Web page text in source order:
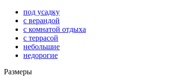
под усадку
с верандой
с комнатой отдыха
с террасой
небольшие
недорогие
Размеры